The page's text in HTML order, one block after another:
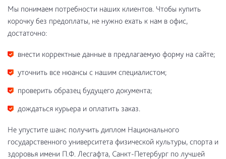
Мы понимаем потребности наших клиентов. Чтобы купить
корочку без предоплаты, не нужно ехать к нам в офис,
достаточно:
внести корректные данные в предлагаемую форму на сайте;
уточнить все нюансы с нашим специалистом;
проверить образец будущего документа;
дождаться курьера и оплатить заказ.
Не упустите шанс получить диплом Национального
государственного университета физической культуры, спорта и
здоровья имени П.Ф. Лесгафта, Санкт-Петербург по лучшей